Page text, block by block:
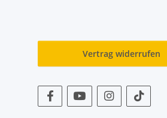
Vertrag widerrufen